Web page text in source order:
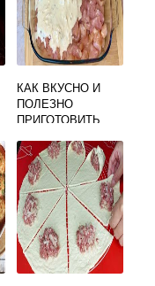
КАК ВКУСНО И
ПОЛЕЗНО
ПРИГОТОВИТЬ